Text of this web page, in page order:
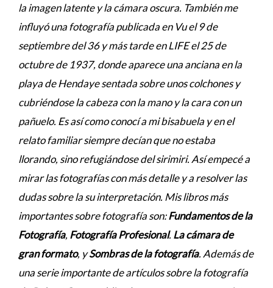
la imagen latente y la cámara oscura. También me
influyó una fotografía publicada en Vu el 9 de
septiembre del 36 y más tarde en LIFE el 25 de
octubre de 1937, donde aparece una anciana en la
playa de Hendaye sentada sobre unos colchones y
cubriéndose la cabeza con la mano y la cara con un
pañuelo. Es así como conocí a mi bisabuela y en el
relato familiar siempre decían que no estaba
llorando, sino refugiándose del sirimiri. Así empecé a
mirar las fotografías con más detalle y a resolver las
dudas sobre la su interpretación. Mis libros más
importantes sobre fotografía son:Fundamentos de la
Fotografía, Fotografía Profesional. La cámara de
gran formato, ySombras de la fotografía. Además de
una serie importante de artículos sobre la fotografía